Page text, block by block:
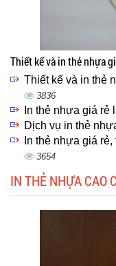
Thiết kế và in thẻ nhựa
Thiết kế và in thẻ
3836
In thẻ nhựa giá rẻ
Dịch vụ in thẻ
In thẻ nhựa giá
3654
IN THẺ NHỰA CAO